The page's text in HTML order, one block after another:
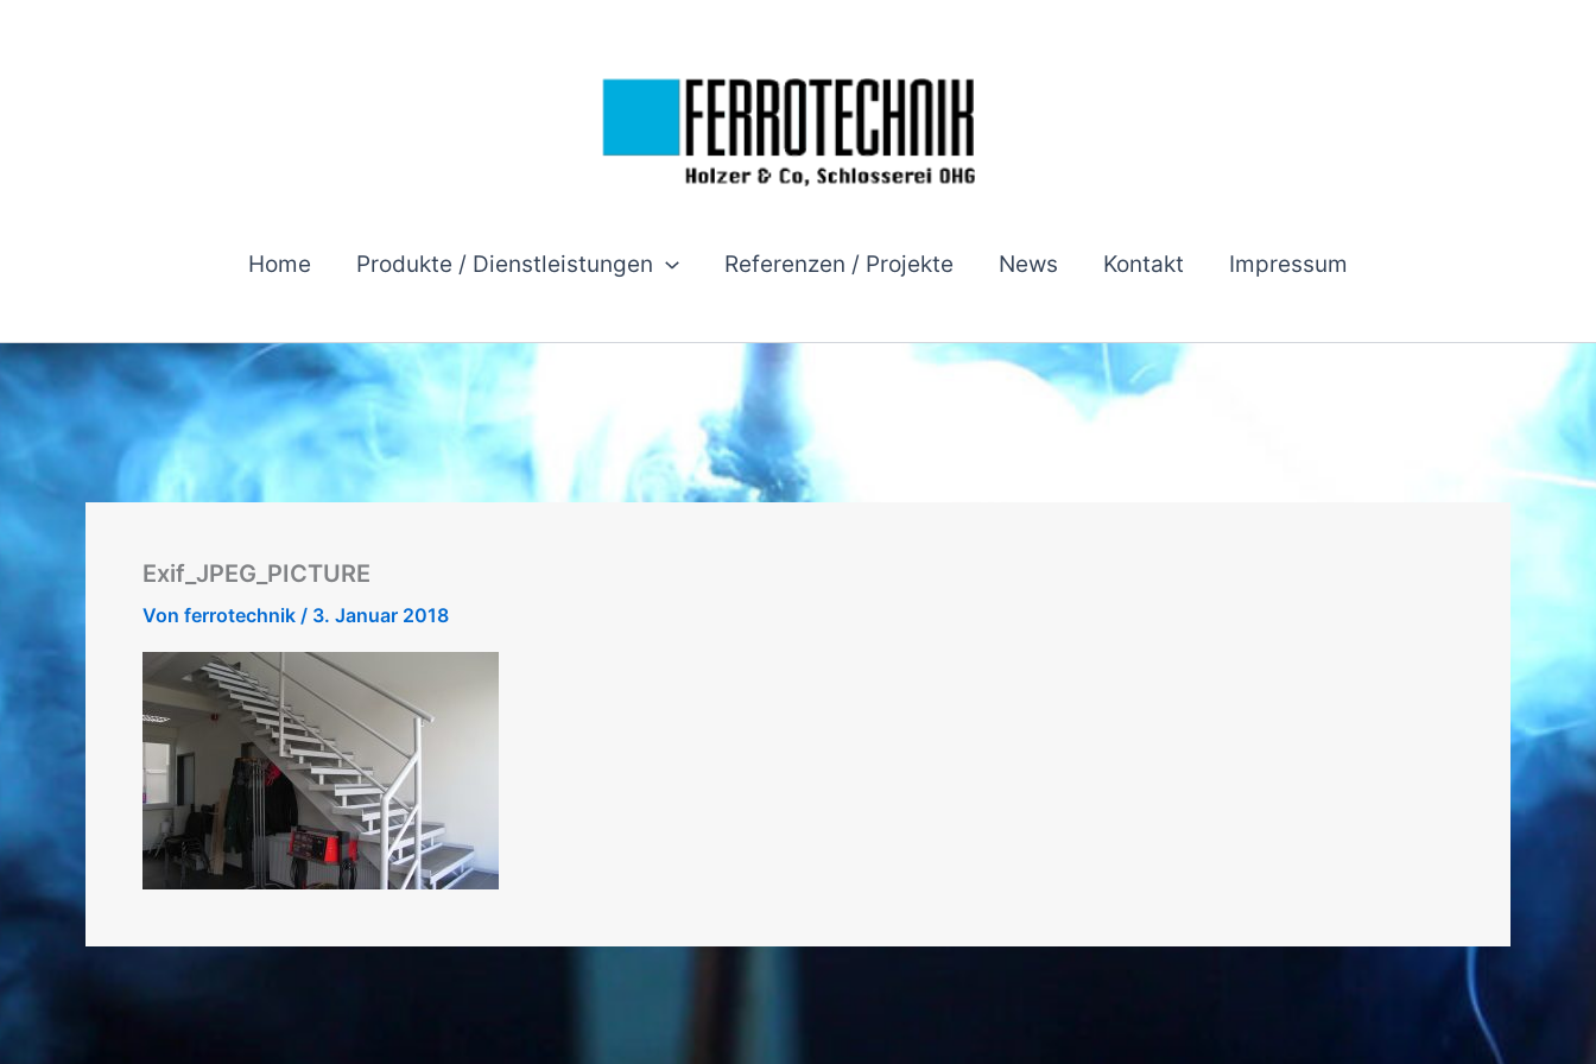
Home Produkte / Dienstleistungen Referenzen / Projekte News Kontakt Impressum
Exif_JPEG_PICTURE
Von ferrotechnik / 3. Januar 2018